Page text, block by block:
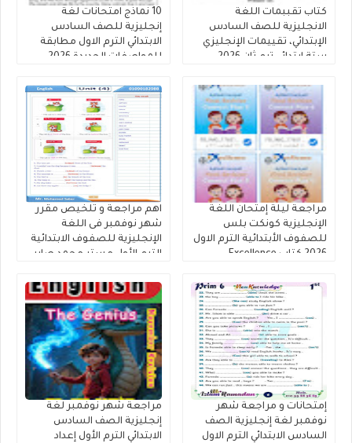
كتاب تقببمات اللغة
الانجليزية للصف السادس
الإبتدائي، تقييمات الإنجليزي
ستة ابتدائي ترم ثان 2026
10 نماذج امتحانات لغة
إنجليزية للصف السادس
الابتدائي الترم الاول مطابقة
للمواصفات الجديدة 2026
مراجعة ليلة إمتحان اللغة
الإنجليزية كونكت بلس
للصفوف الأبتدائية الترم الاول
2026 كتاب Excellence
اهم مراجعة و تلخيص مقرر
شهر نوفمبر فى اللغة
الإنجليزية للصفوف الابتدائية
الترم الأول مستر محمد صابر
إمتحانات و مراجعة شهر
نوفمبر لغة إنجليزية الصف
السادس الابتدائي الترم الاول
مراجعة شهر نوفمبر لغة
إنجليزية الصف السادس
الابتدائي الترم الأول إعداد